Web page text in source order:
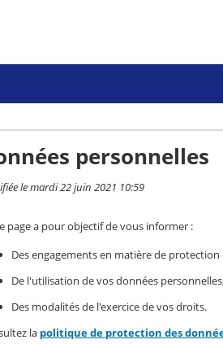
personnelles
le mardi 22 juin 2021 10:59
page a pour objectif de vous informer :
Des engagements en matière de
De l'utilisation de vos données
Des modalités de l'exercice de vos droits.
la politique de protection des